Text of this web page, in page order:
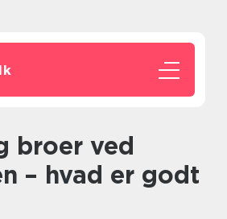
– hvad er godt